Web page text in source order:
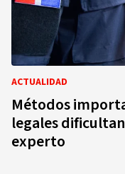
ACTUALIDAD
Métodos
legales
experto